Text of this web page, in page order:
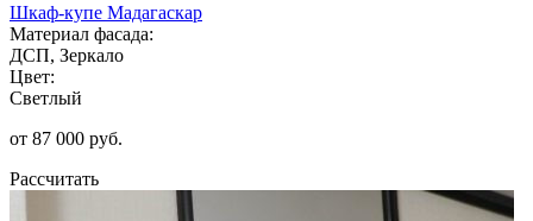
Шкаф-купе Мадагаскар
Материал фасада:
ДСП, Зеркало
Цвет:
Светлый
от 87 000 руб.
Рассчитать